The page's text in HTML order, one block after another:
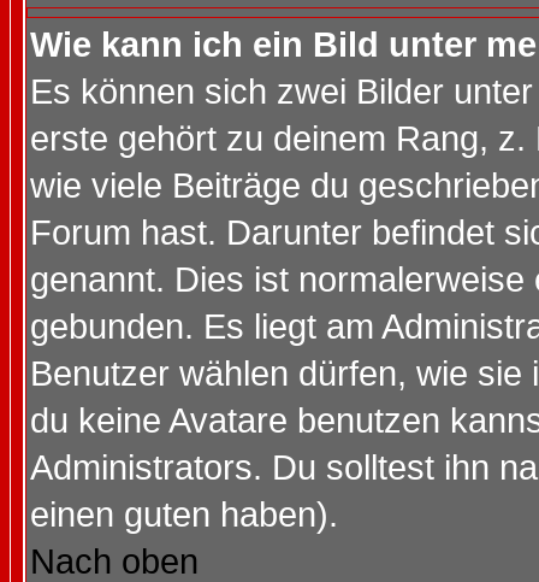
Wie kann ich ein Bild unter
Es können sich zwei Bilder
erste gehört zu deinem Rang,
wie viele Beiträge du
Forum hast. Darunter befindet
genannt. Dies ist
gebunden. Es liegt am
Benutzer wählen dürfen, wie
du keine Avatare benutzen
Administrators. Du solltest ihn
einen guten haben).
Nach oben